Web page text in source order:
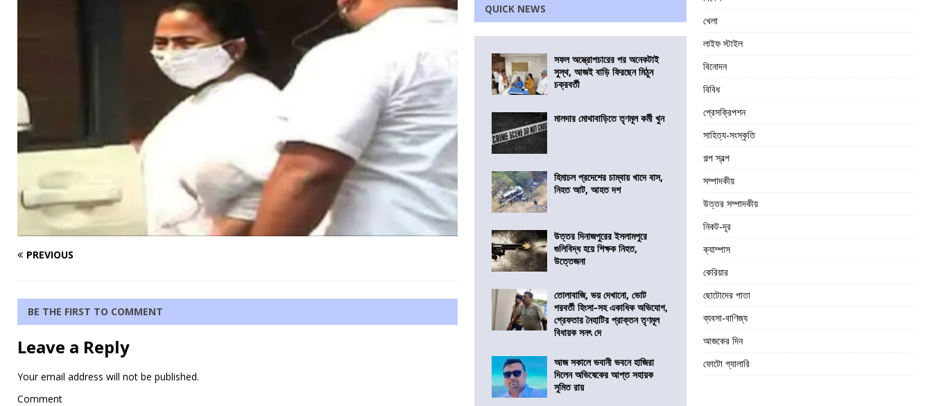
PREVIOUS
BE THE FIRST TO COMMENT
Leave a Reply
Your email address will not be published.
Comment
QUICK NEWS
সফল অস্ত্রোপচারের পর অনেকটাই
সুস্থ, আজই বাড়ি ফিরছেন মিঠুন
চক্রবর্তী
মালদার মোথাবাড়িতে তৃণমূল কর্মী খুন
হিমাচল প্রদেশের চাম্বায় খাদে বাস,
নিহত আট, আহত দশ
উত্তর দিনাজপুরের ইসলামপুরে
গুলিবিদ্ধ হয়ে শিক্ষক নিহত,
উত্তেজনা
তোলাবাজি, ভয় দেখানো, ভোট
পরবর্তী হিংসা-সহ একাধিক অভিযোগ,
গ্রেফতার নৈহাটির প্রাক্তন তৃণমূল
বিধায়ক সনৎ দে
আজ সকালে ভবানী ভবনে হাজিরা
দিলেন অভিষেকের আপ্ত সহায়ক
সুমিত রায়
খেলা
লাইফ স্টাইল
বিনোদন
বিবিধ
প্রেসক্রিপশন
সাহিত্য-সংস্কৃতি
গল্প স্বল্প
সম্পাদকীয়
উত্তর সম্পাদকীয়
নিকট-দূর
ক্যাম্পাস
কেরিয়ার
ছোটোদের পাতা
ব্যবসা-বাণিজ্য
আজকের দিন
ফোটো গ্যালারি